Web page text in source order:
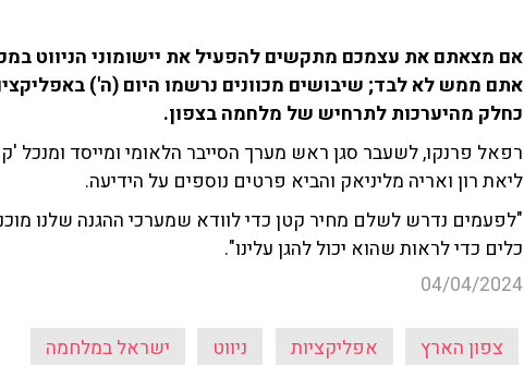
אם מצאתם את עצמכם מתקשים להפעיל את יישומוני הניווט
אתם ממש לא לבד; שיבושים מכוונים נרשמו היום (ה')
כחלק מהיערכות לתרחיש של מלחמה בצפון.
רפאל פרנקו, לשעבר סגן ראש מערך הסייבר הלאומי ומייסד ומנכל
ליאת רון ואריה מליניאק והביא פרטים נוספים על הידיעה.
"לפעמים נדרש לשלם מחיר קטן כדי לוודא שמערכי ההגנה שלנו
כלים כדי לראות שהוא יכול להגן עלינו".
04/04/2024
צפון הארץ אפליקציות ניווט ישראל במלחמה